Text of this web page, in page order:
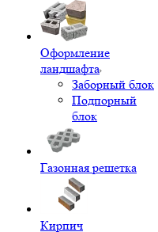
Оформление
ландшафта
Заборный блок
Подпорный
блок
Газонная решетка
Кирпич